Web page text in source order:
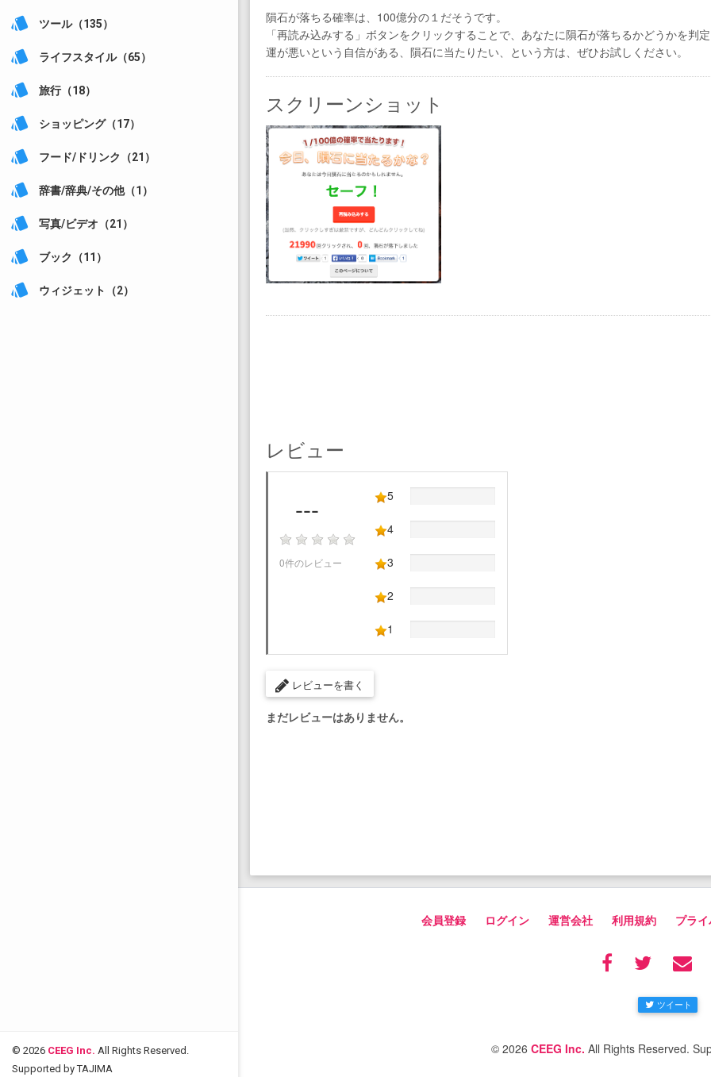
style ツール（135）
style ライフスタイル（65）
style 旅行（18）
style ショッピング（17）
style フード/ドリンク（21）
style 辞書/辞典/その他（1）
style 写真/ビデオ（21）
style ブック（11）
style ウィジェット（2）
© 2026 CEEG Inc. All Rights Reserved.
Supported by TAJIMA
隕石が落ちる確率は、100億分の１だそうです。
「再読み込みする」ボタンをクリックすることで、あなたに隕石が落ちるかどうかを判
運が悪いという自信がある、隕石に当たりたい、という方は、ぜひお試しください。
スクリーンショット
レビュー
---
0件のレビュー
5
4
3
2
1
レビューを書く
まだレビューはありません。
会員登録 ログイン 運営会社 利用規約 プラ
ツイート
© 2026 CEEG Inc. All Rights Reserved.